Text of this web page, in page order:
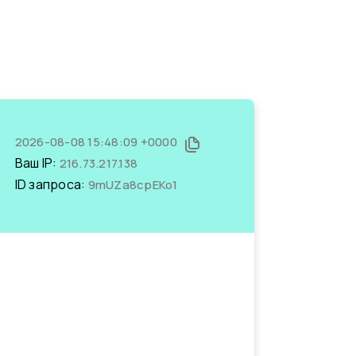
2026-08-08 15:48:09 +0000
Ваш IP: 216.73.217.138
ID запроса: 9mUZa8cpEKo1